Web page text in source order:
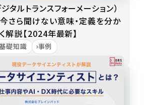
タルトランスフォーメーション）
さら聞けない意味・定義を分か
解説【2024年最新】
礎知識 事例